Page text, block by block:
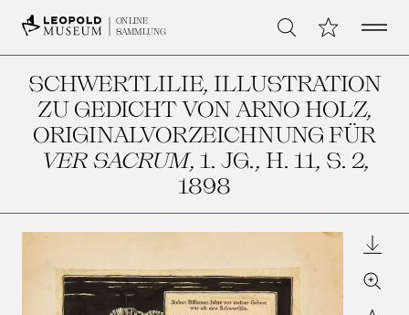
ONLINE
SAMMLUNG
Suche Meine Open
SCHWERTLILIE, ILLUSTRATION
ZU GEDICHT VON ARNO HOLZ,
ORIGINALVORZEICHNUNG FÜR
VER SACRUM, 1. JG., H. 11, S. 2,
1898
Zoom